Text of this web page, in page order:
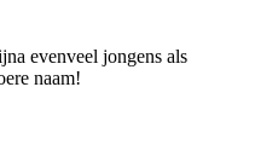
evenveel jongens als
naam!